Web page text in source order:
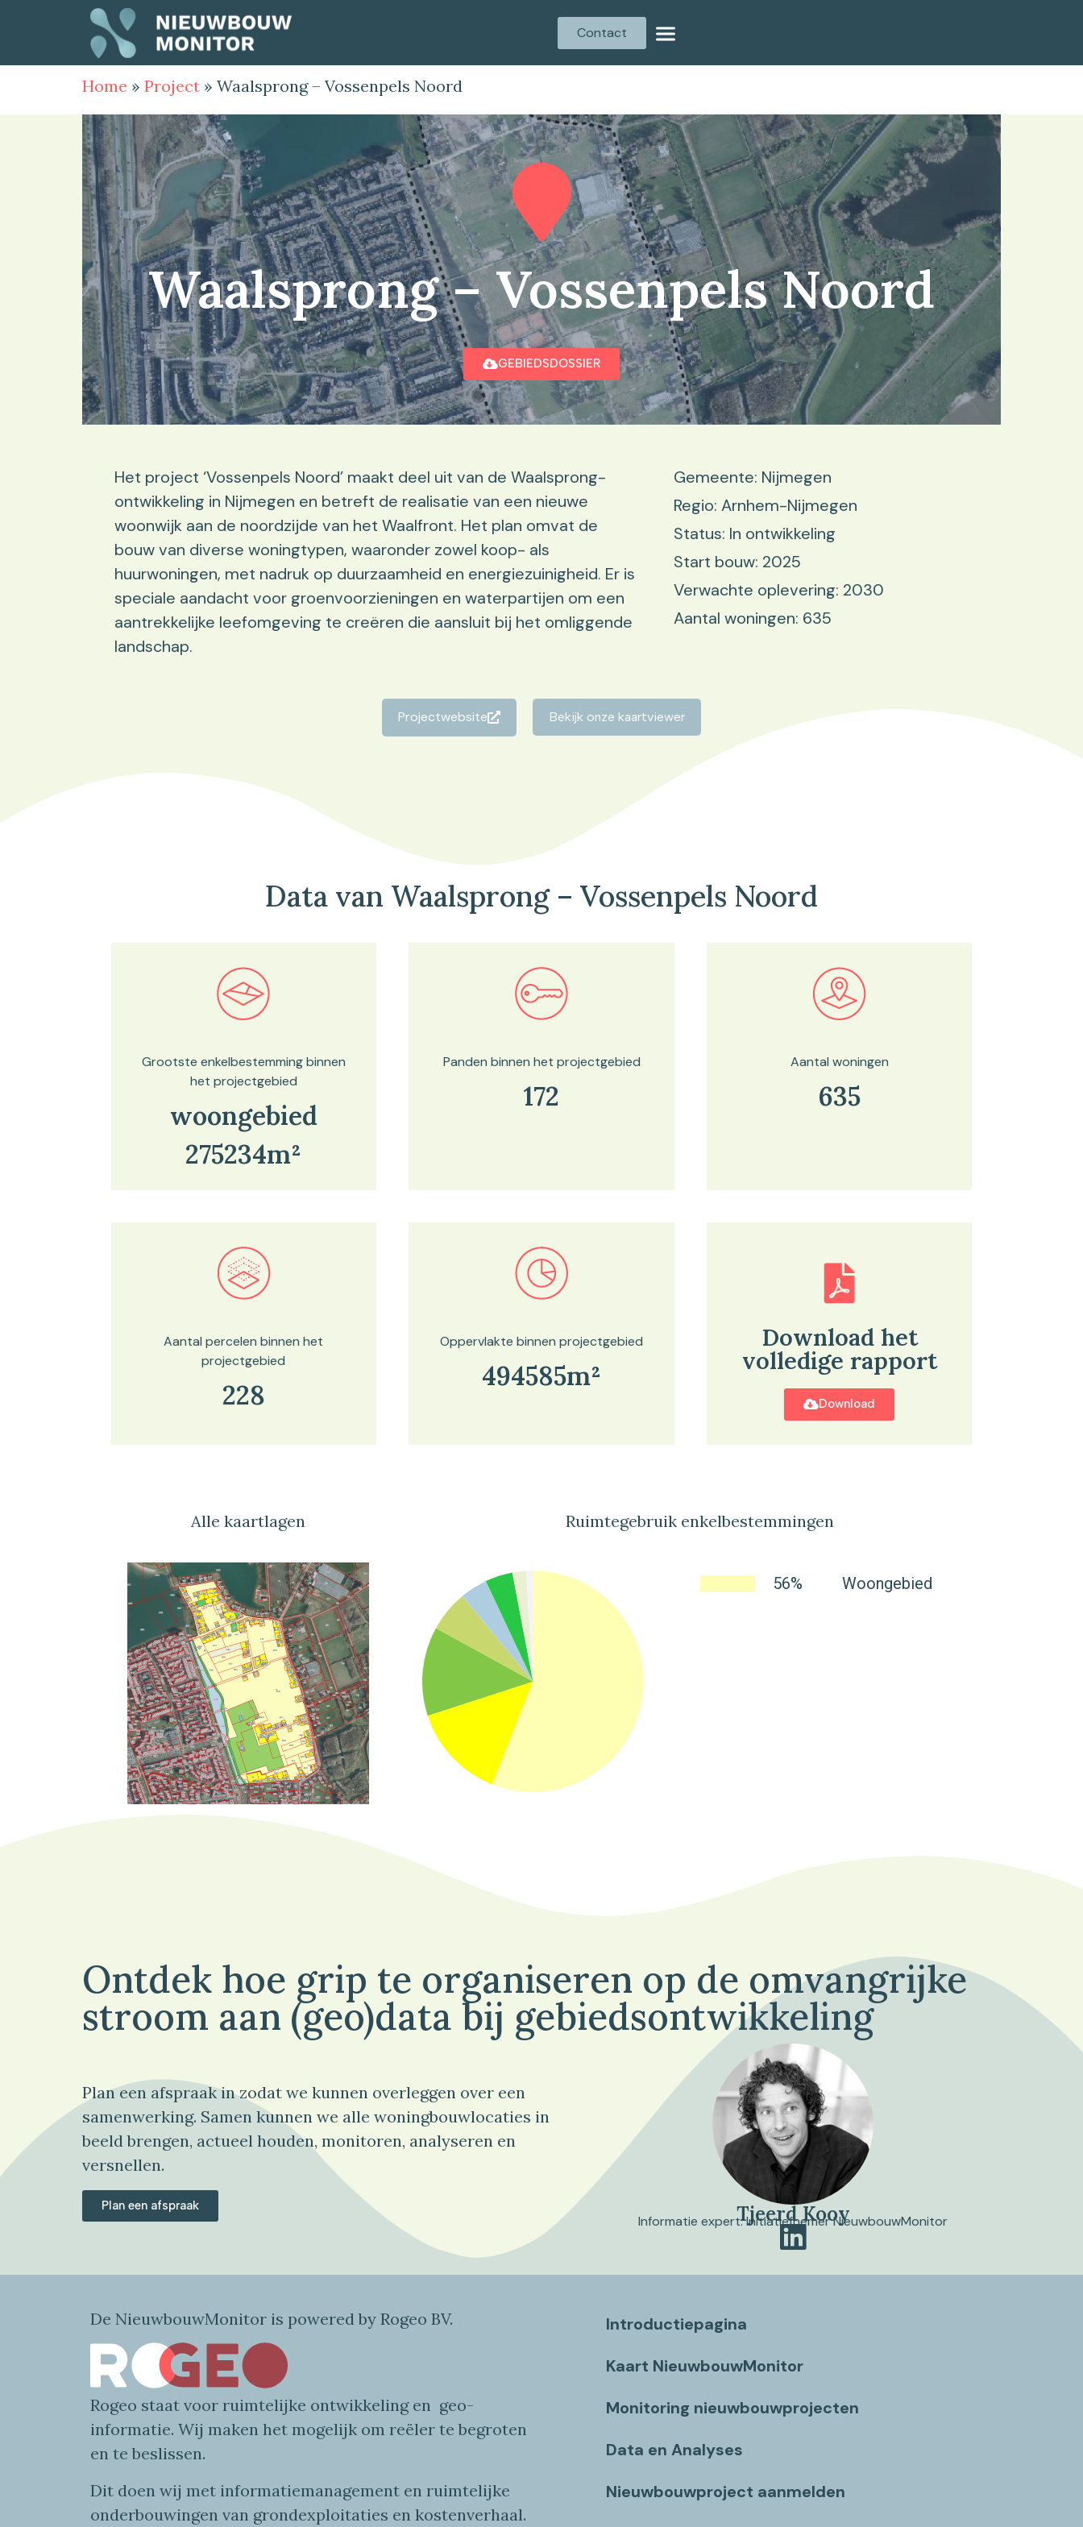
Contact
Home » Project » Waalsprong – Vossenpels Noord
Waalsprong – Vossenpels Noord
GEBIEDSDOSSIER
Het project ‘Vossenpels Noord’ maakt deel uit van de Waalsprong-
ontwikkeling in Nijmegen en betreft de realisatie van een nieuwe
woonwijk aan de noordzijde van het Waalfront. Het plan omvat de
bouw van diverse woningtypen, waaronder zowel koop- als
huurwoningen, met nadruk op duurzaamheid en energiezuinigheid. Er is
speciale aandacht voor groenvoorzieningen en waterpartijen om een
aantrekkelijke leefomgeving te creëren die aansluit bij het omliggende
landschap.
Gemeente: Nijmegen
Regio: Arnhem-Nijmegen
Status: In ontwikkeling
Start bouw: 2025
Verwachte oplevering: 2030
Aantal woningen: 635
Projectwebsite Bekijk onze kaartviewer
Data van Waalsprong – Vossenpels Noord
Bekijk in onze kaartviewer
Grootste enkelbestemming binnen
het projectgebied
woongebied
275234m²
Bekijk in onze kaartviewer
Panden binnen het projectgebied
172
Bekijk in onze kaartviewer
Aantal woningen
635
Bekijk in onze kaartviewer
Aantal percelen binnen het
projectgebied
228
Bekijk in onze kaartviewer
Oppervlakte binnen projectgebied
494585m²
Download het
volledige rapport
Download
Alle kaartlagen Ruimtegebruik enkelbestemmingen
56% Woongebied
Ontdek hoe grip te organiseren op de omvangrijke
stroom aan (geo)data bij gebiedsontwikkeling
Plan een afspraak in zodat we kunnen overleggen over een
samenwerking. Samen kunnen we alle woningbouwlocaties in
beeld brengen, actueel houden, monitoren, analyseren en
versnellen.
Plan een afspraak Tjeerd Kooy
Informatie expert. Initiatiefnemer NieuwbouwMonitor
De NieuwbouwMonitor is powered by Rogeo BV.
Rogeo staat voor ruimtelijke ontwikkeling en geo-
informatie. Wij maken het mogelijk om reëler te begroten
en te beslissen.
Dit doen wij met informatiemanagement en ruimtelijke
onderbouwingen van grondexploitaties en kostenverhaal.
Introductiepagina
Kaart NieuwbouwMonitor
Monitoring nieuwbouwprojecten
Data en Analyses
Nieuwbouwproject aanmelden